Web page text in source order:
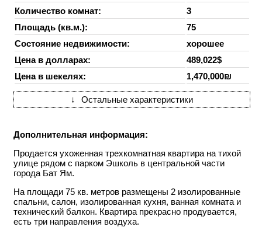
Количество комнат:
3
Площадь (кв.м.):
75
Состояние недвижимости:
хорошее
Цена в долларах:
489,022$
Цена в шекелях:
1,470,000₪
↓ Остальные характеристики
Дополнительная информация:
Продается ухоженная трехкомнатная квартира на тихой
улице рядом с парком Эшколь в центральной части
города Бат Ям.
На площади 75 кв. метров размещены 2 изолированные
спальни, салон, изолированная кухня, ванная комната и
технический балкон. Квартира прекрасно продувается,
есть три направления воздуха.